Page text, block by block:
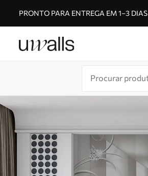
PRONTO PARA ENTREGA EM 1–3 DIAS